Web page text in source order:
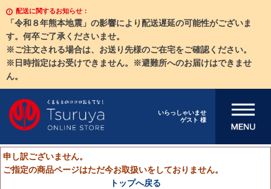
配送に関するお知らせ：
「令和８年熊本地震」の影響により配送遅延の可能性がございま
す。何卒ご了承くださいませ。
※ご注文される場合は、お送り先様のご在宅をご確認ください。
※日時指定はお受けできません。※避難所へのお届けはできませ
ん。
いらっしゃいませ
ゲスト 様
メニューを開
申し訳ございません。
ご指定の商品ページはただ今お取扱いをしておりません。
トップへ戻る